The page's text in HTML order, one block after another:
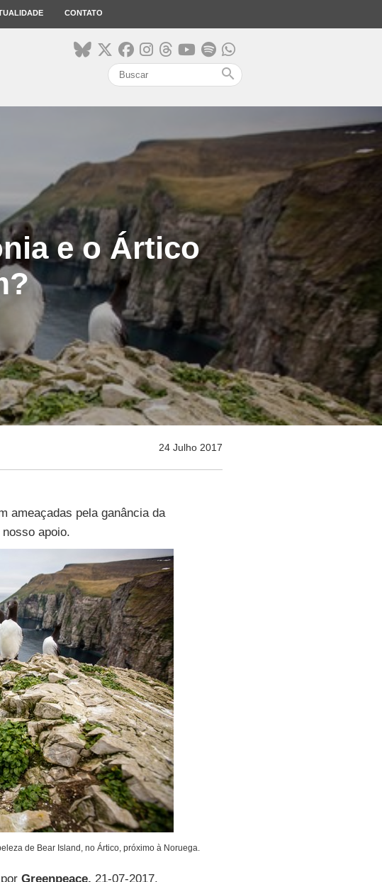
CONTATO
search
e o Ártico
24 Julho 2017
ameaçadas pela ganância da
apoio.
de Bear Island, no Ártico, próximo à Noruega.
Greenpeace, 21-07-2017.